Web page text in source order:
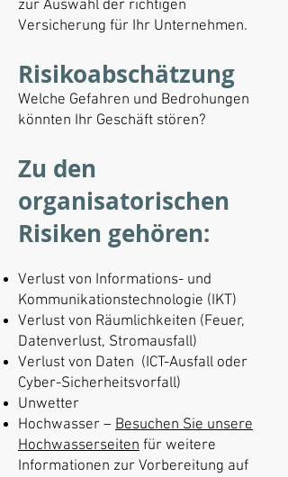
zur Auswahl der richtigen
Versicherung für Ihr Unternehmen.
Risikoabschätzung
Welche Gefahren und Bedrohungen
könnten Ihr Geschäft stören?
Zu den
organisatorischen
Risiken gehören:
Verlust von Informations- und
Kommunikationstechnologie (IKT)
Verlust von Räumlichkeiten (Feuer,
Datenverlust, Stromausfall)
Verlust von Daten (ICT-Ausfall oder
Cyber-Sicherheitsvorfall)
Unwetter
Hochwasser – Besuchen Sie unsere
Hochwasserseiten für weitere
Informationen zur Vorbereitung auf